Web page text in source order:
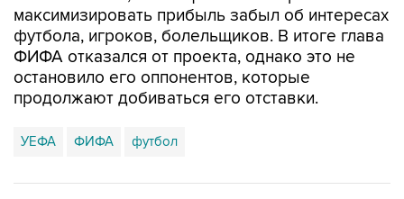
максимизировать прибыль забыл об интересах
футбола, игроков, болельщиков. В итоге глава
ФИФА отказался от проекта, однако это не
остановило его оппонентов, которые
продолжают добиваться его отставки.
УЕФА ФИФА футбол